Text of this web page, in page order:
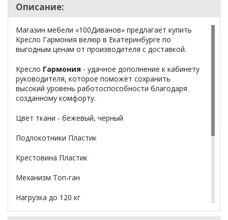
Описание:
Магазин мебели «100Диванов» предлагает купить
Кресло Гармония велюр в Екатеринбурге по
выгодным ценам от производителя с доставкой.
Кресло Гармония - удачное дополнение к кабинету
руководителя, которое поможет сохранить
высокий уровень работоспособности благодаря
созданному комфорту.
Цвет ткани - бежевый, черный
Подлокотники Пластик
Крестовина Пластик
Механизм Топ-ган
Нагрузка до 120 кг